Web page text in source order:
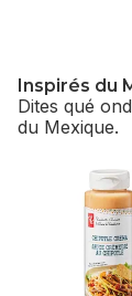
Inspirés du
Dites qué
du Mexique.
sauter